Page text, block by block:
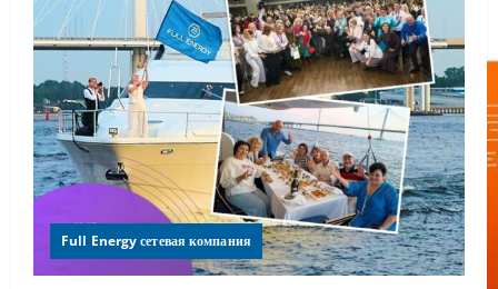
Full Energy сетевая компания